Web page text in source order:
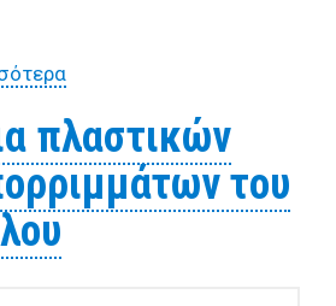
για ΔΙΑΚΗΡYΞΗ ΑΝΟΙΚTΟY
ΔΙΑΓΩΝΙΣΜΟΥ για την
υπηρεσία «Αφή κανδηλιών
και καθαριότητας μνημάτων
πλαστικών
του